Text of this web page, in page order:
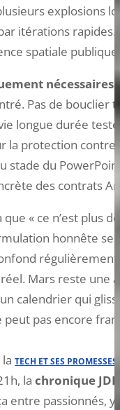
explosions
itérations rapides.
spatiale
nécessaires
Pas de bouclier
longue durée
la protection
stade du
des contrats
« ce n’est plus
honnête
régulièrement
Mars reste une
calendrier qui
peut pas encore
TECH ET SES PROMESSES
la chronique
entre passionnés,